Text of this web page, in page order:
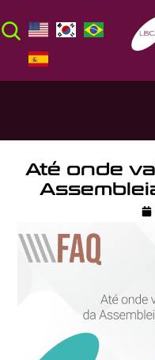
Até onde